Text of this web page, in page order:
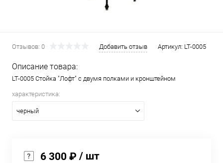
Отзывов: 0 Добавить отзыв Артикул: LT-0005
Описание товара:
LT-0005 Стойка "Лофт" с двумя полками и кронштейном
характеристика:
черный
6 300 ₽ / шт